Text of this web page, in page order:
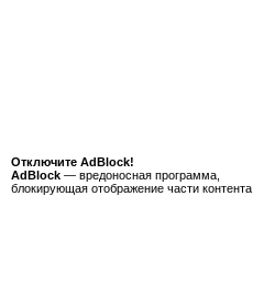
Отключите AdBlock!
AdBlock — вредоносная программа,
блокирующая отображение части контента.